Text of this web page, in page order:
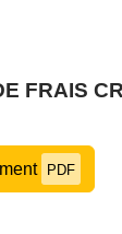
FRAIS
PDF